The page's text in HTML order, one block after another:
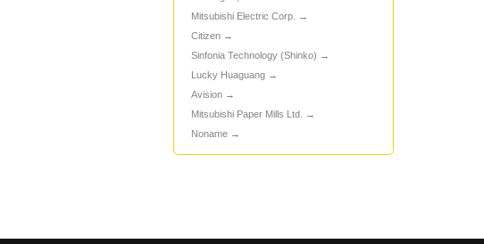
Mitsubishi Electric Corp.
Citizen
Sinfonia Technology (Shinko)
Lucky Huaguang
Avision
Mitsubishi Paper Mills Ltd.
Noname